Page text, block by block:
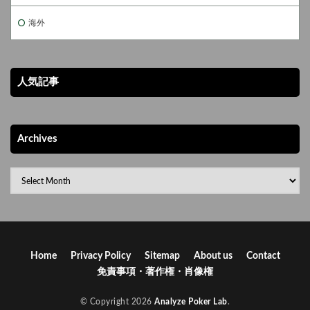
ん。 数学を活かすためのポーカーの実践的ポイント 数学をポーカーに
す。 まとめ ポーカーは数学が得意であれば有利になる場面が多いもの
率を目指すうえで大きな武器になります。一方で、相手の癖や心理を読
む力、テーブル状況に応じた柔軟な対応も同じくらい重要です。 数学的
思考と直感、そして経験をバランスよく組み合わせることで、ポーカー
はより奥深く戦略性の高いゲームになります。確率を味方につけなが
ら、自分なりのプレイスタイルを磨いていきましょう。
海外
人気記事
Archives
Home Privacy Policy Sitemap About us
Contact
免責事項・著作権・肖像権
© Copyright 2026Analyze Poker Lab.